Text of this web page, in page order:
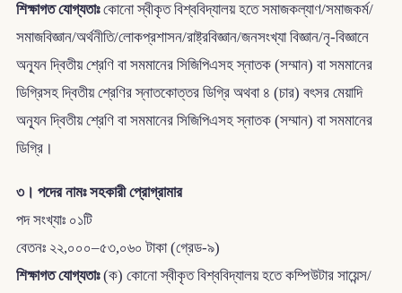
শিক্ষাগত যোগ্যতাঃকোনো স্বীকৃত বিশ্ববিদ্যালয় হতে সমাজকল্যাণ/সমাজকর্ম/
সমাজবিজ্ঞান/অর্থনীতি/লোকপ্রশাসন/রাষ্ট্রবিজ্ঞান/জনসংখ্যা বিজ্ঞান/নৃ-বিজ্ঞানে
অন্যূন দ্বিতীয় শ্রেণি বা সমমানের সিজিপিএসহ স্নাতক (সম্মান) বা সমমানের
ডিগ্রিসহ দ্বিতীয় শ্রেণির স্নাতকোত্তর ডিগ্রি অথবা ৪ (চার) বৎসর মেয়াদি
অন্যূন দ্বিতীয় শ্রেণি বা সমমানের সিজিপিএসহ স্নাতক (সম্মান) বা সমমানের
ডিগ্রি।
৩। পদের নামঃ সহকারী প্রোগ্রামার
পদ সংখ্যাঃ ০১টি
বেতনঃ ২২,০০০–৫৩,০৬০ টাকা (গ্রেড-৯)
শিক্ষাগত যোগ্যতাঃ(ক) কোনো স্বীকৃত বিশ্ববিদ্যালয় হতে কম্পিউটার সায়েন্স/